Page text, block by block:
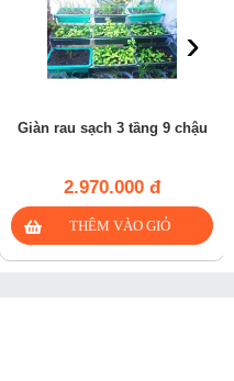
Giàn rau sạch 3 tầng 9 chậu
2.970.000 đ
›